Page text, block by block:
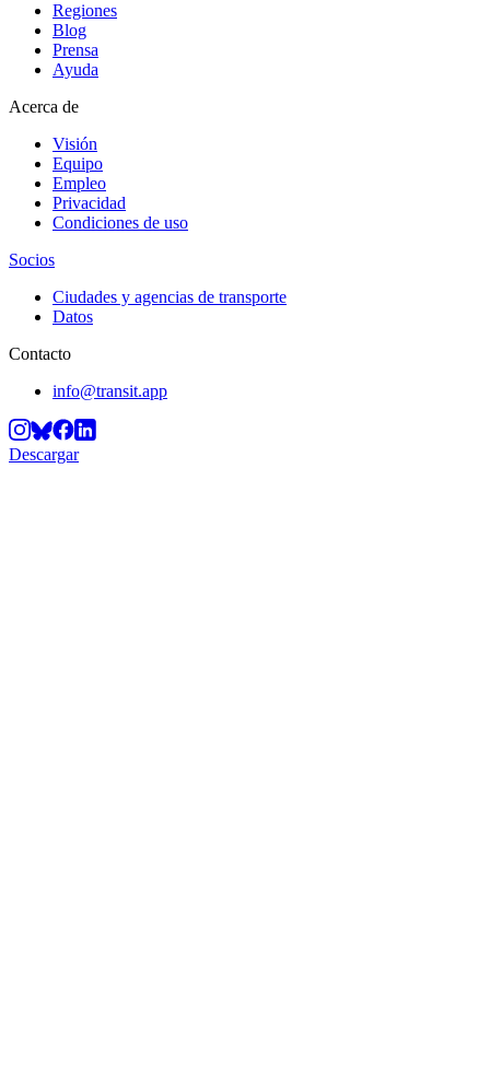
Regiones
Blog
Prensa
Ayuda
Acerca de
Visión
Equipo
Empleo
Privacidad
Condiciones de uso
Socios
Ciudades y agencias de transporte
Datos
Contacto
info@transit.app
Descargar